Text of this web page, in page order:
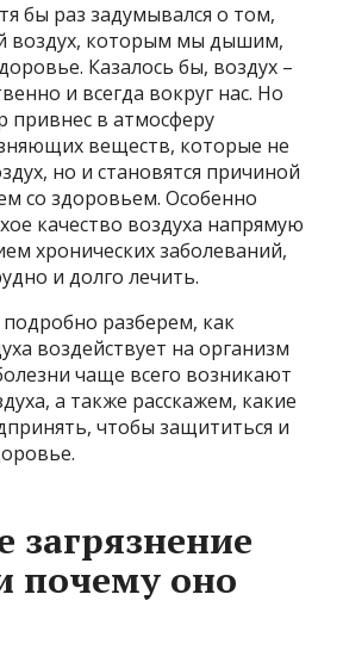
бы раз задумывался о том,
воздух, которым мы дышим,
Казалось бы, воздух –
и всегда вокруг нас. Но
в атмосферу
веществ, которые не
но и становятся причиной
со здоровьем. Особенно
качество воздуха напрямую
хронических заболеваний,
и долго лечить.
разберем, как
воздействует на организм
чаще всего возникают
а также расскажем, какие
чтобы защититься и
загрязнение
почему оно